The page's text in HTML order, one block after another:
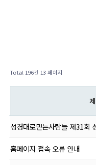
Total 196건 13 페이지
성경대로믿는사람들 제31회
홈페이지 접속 오류 안내